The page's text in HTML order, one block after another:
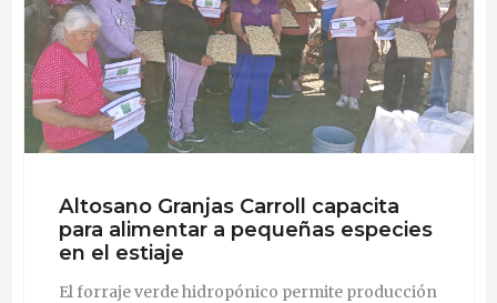
Altosano Granjas Carroll capacita
para alimentar a pequeñas especies
en el estiaje
El forraje verde hidropónico permite producción